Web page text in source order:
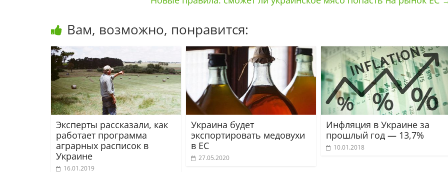
Вам, возможно, понравится:
Эксперты рассказали, как
работает программа
аграрных расписок в
Украине
16.01.2019
Украина будет
экспортировать медовухи
в ЕС
27.05.2020
Инфляция в Украине за
прошлый год — 13,7%
10.01.2018